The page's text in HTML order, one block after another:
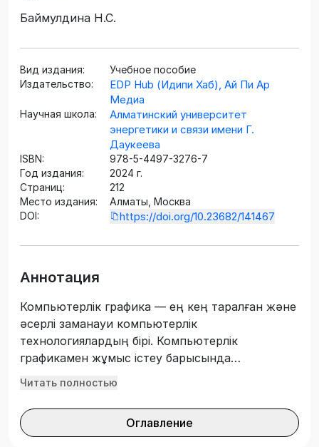
Баймулдина Н.С.
Вид издания:
Учебное пособие
Издательство:
EDP Hub (Идипи Хаб), Ай Пи Ар
Медиа
Научная школа:
Алматинский университет
энергетики и связи имени Г.
Даукеева
ISBN:
978-5-4497-3276-7
Год издания:
2024 г.
Страниц:
212
Место издания:
Алматы, Москва
DOI:
https://doi.org/10.23682/141467
Аннотация
Компьютерлік графика — ең кең таралған және
әсерлі заманауи компьютерлік
технологиялардың бірі. Компьютерлік
графикамен жұмыс істеу барысында
студенттерде графикалық редакторларда
алудың ұтымды тәсілдері; Сонымен бірге бұл
бейнелердің жасалу құралдары зерттеледі.
Читать полностью
Оглавление